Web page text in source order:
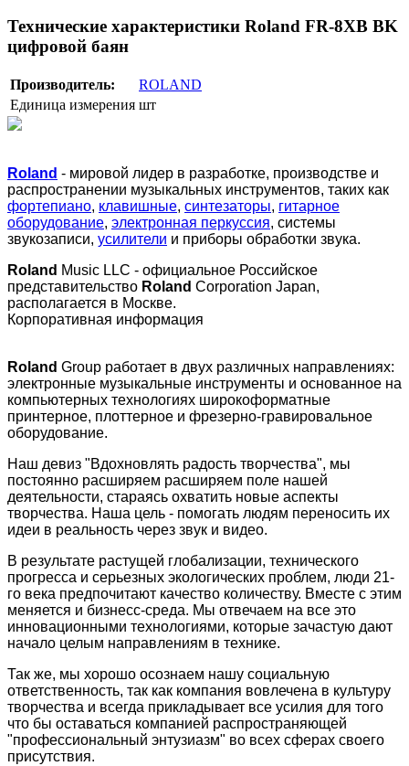
Технические характеристики Roland FR-8XB BK
цифровой баян
Производитель:
ROLAND
Единица измерения шт
Roland - мировой лидер в разработке, производстве и
распространении музыкальных инструментов, таких как
фортепиано, клавишные, синтезаторы, гитарное
оборудование, электронная перкуссия, системы
звукозаписи, усилители и приборы обработки звука.
Roland Music LLC - официальное Российское
представительство Roland Corporation Japan,
располагается в Москве.
Корпоративная информация
Roland Group работает в двух различных направлениях:
электронные музыкальные инструменты и основанное на
компьютерных технологиях широкоформатные
принтерное, плоттерное и фрезерно-гравировальное
оборудование.
Наш девиз "Вдохновлять радость творчества", мы
постоянно расширяем расширяем поле нашей
деятельности, стараясь охватить новые аспекты
творчества. Наша цель - помогать людям переносить их
идеи в реальность через звук и видео.
В результате растущей глобализации, технического
прогресса и серьезных экологических проблем, люди 21-
го века предпочитают качество количеству. Вместе с этим
меняется и бизнесс-среда. Мы отвечаем на все это
инновационными технологиями, которые зачастую дают
начало целым направлениям в технике.
Так же, мы хорошо осознаем нашу социальную
ответственность, так как компания вовлечена в культуру
творчества и всегда прикладывает все усилия для того
что бы оставаться компанией распространяющей
"профессиональный энтузиазм" во всех сферах своего
присутствия.